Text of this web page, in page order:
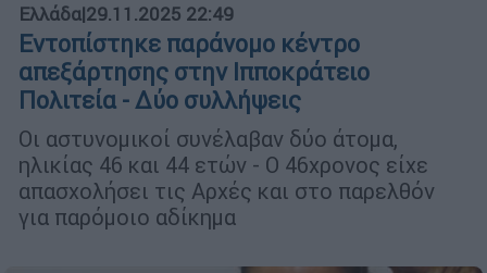
Ελλάδα|29.11.2025 22:49
Εντοπίστηκε παράνομο κέντρο
απεξάρτησης στην Ιπποκράτειο
Πολιτεία - Δύο συλλήψεις
Οι αστυνομικοί συνέλαβαν δύο άτομα,
ηλικίας 46 και 44 ετών - Ο 46χρονος είχε
απασχολήσει τις Αρχές και στο παρελθόν
για παρόμοιο αδίκημα